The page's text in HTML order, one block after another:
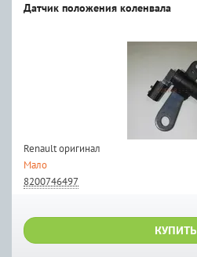
Датчик положения коленвала
Renault оригинал
Мало
8200746497
КУПИТЬ